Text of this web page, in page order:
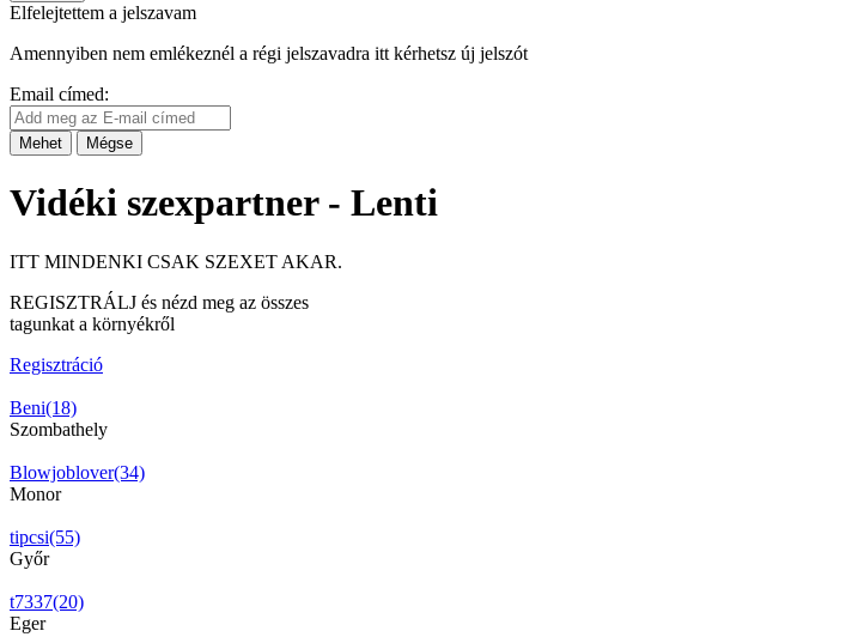
Elfelejtettem a jelszavam
Amennyiben nem emlékeznél a régi jelszavadra itt kérhetsz új jelszót
Email címed:
Mehet Mégse
Vidéki szexpartner - Lenti
ITT MINDENKI CSAK SZEXET AKAR.
REGISZTRÁLJ és nézd meg az összes
tagunkat a környékről
Regisztráció
Beni(18)
Szombathely
Blowjoblover(34)
Monor
tipcsi(55)
Győr
t7337(20)
Eger